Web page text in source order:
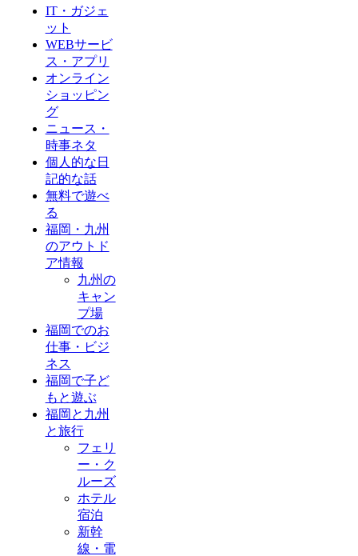
IT・ガジェ
ット
WEBサービ
ス・アプリ
オンライン
ショッピン
グ
ニュース・
時事ネタ
個人的な日
記的な話
無料で遊べ
る
福岡・九州
のアウトド
ア情報
九州の
キャン
プ場
福岡でのお
仕事・ビジ
ネス
福岡で子ど
もと遊ぶ
福岡と九州
と旅行
フェリ
ー・ク
ルーズ
ホテル
宿泊
新幹
線・電